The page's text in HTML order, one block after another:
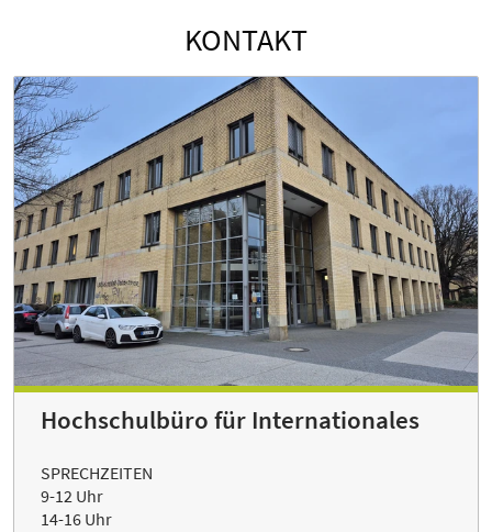
KONTAKT
Hochschulbüro für Internationales
SPRECHZEITEN
9-12 Uhr
14-16 Uhr